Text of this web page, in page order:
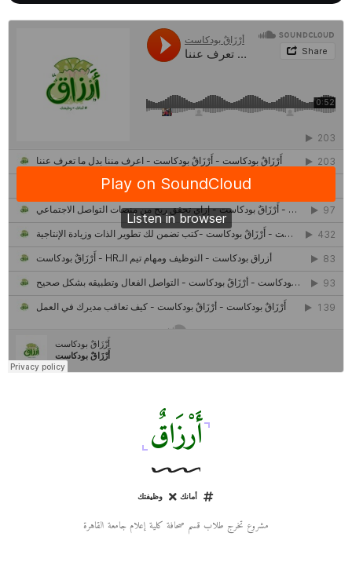
عم عوض| قصة كفاح بائع كتب تبدأ بالأُمية
أقدم مطحن بن في مصر| يكشف لنا أسرار صناعة البن
حصاد 2022 لمشروع "رواد 2030″
كل ما تريد معرفته عن مشروع "رواد 2030″
مركز جروان للثقافة والفنون | نموذج المركز القروي الريادي في الثقافة
أَرْزَاقٌ
أمانك وظيفتك
مشروع تخرج طلاب قسم صحافة كلية إعلام جامعة القاهرة